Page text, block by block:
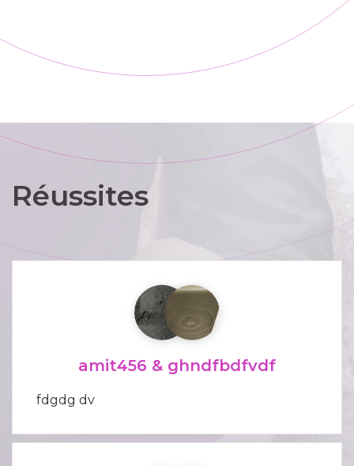
Réussites
amit456 & ghndfbdfvdf
fdgdg dv